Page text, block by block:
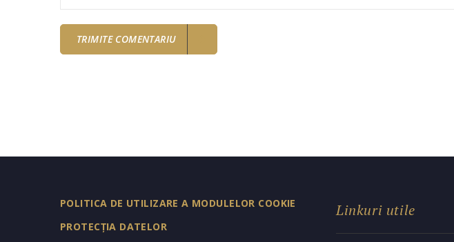
POLITICA DE UTILIZARE A MODULELOR COOKIE
PROTECȚIA DATELOR
Linkuri utile